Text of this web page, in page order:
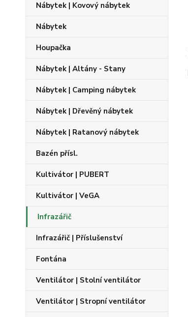
Nábytek | Kovový nábytek
Nábytek
Houpačka
Nábytek | Altány - Stany
Nábytek | Camping nábytek
Nábytek | Dřevěný nábytek
Nábytek | Ratanový nábytek
Bazén přísl.
Kultivátor | PUBERT
Kultivátor | VeGA
Infrazářič
Infrazářič | Příslušenství
Fontána
Ventilátor | Stolní ventilátor
Ventilátor | Stropní ventilátor